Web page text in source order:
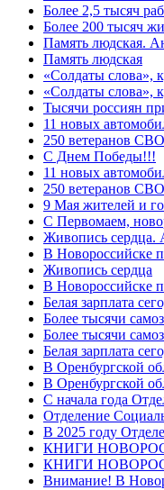
Более 2,5 тысяч
Более 200 тысяч
Память людская.
Память людская
«Солдаты слова»,
«Солдаты слова»,
Тысячи россиян
11 новых
250 ветеранов
С Днем Победы!!!
11 новых
250 ветеранов
9 Мая жителей и
C Первомаем,
Живопись сердца.
В Новороссийске
Живопись сердца
В Новороссийске
Белая зарплата
Более тысячи
Более тысячи
Белая зарплата
В Оренбургской
В Оренбургской
С начала года
Отделение
В 2025 году
КНИГИ
КНИГИ
Внимание! В